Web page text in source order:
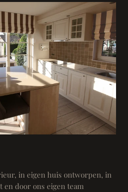
in eigen huis ontworpen, in
en door ons eigen team